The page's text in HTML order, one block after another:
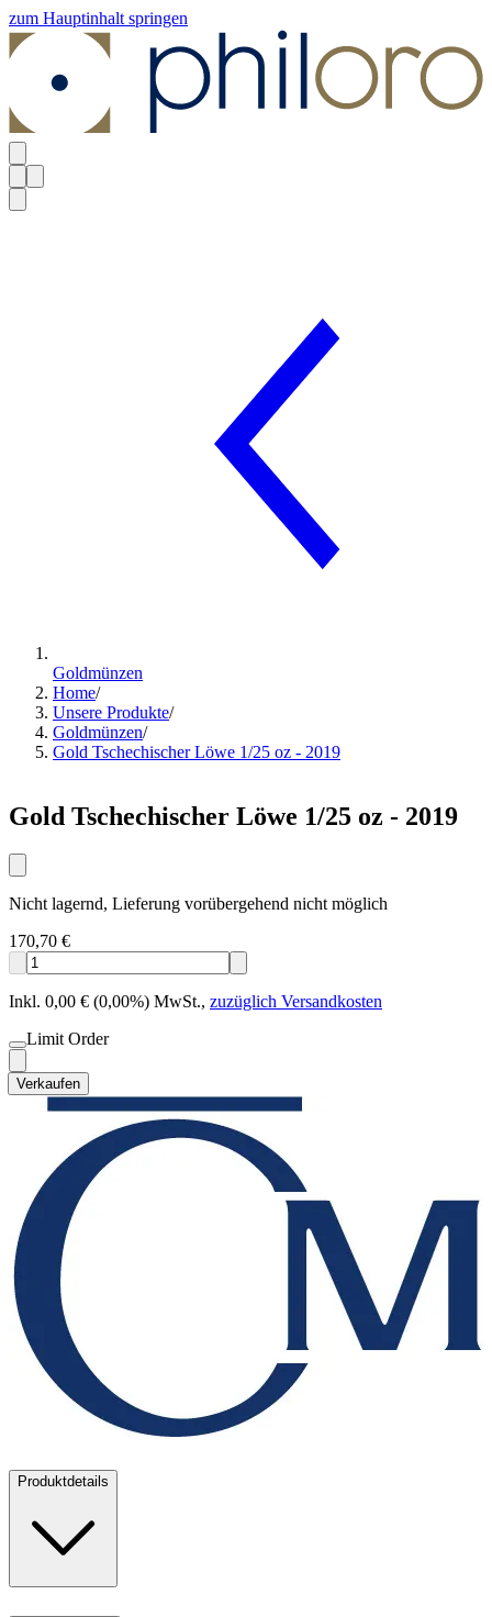
zum Hauptinhalt springen
Goldmünzen
Home/
Unsere Produkte/
Goldmünzen/
Gold Tschechischer Löwe 1/25 oz - 2019
Gold Tschechischer Löwe 1/25 oz - 2019
Nicht lagernd, Lieferung vorübergehend nicht möglich
170,70 €
Inkl. 0,00 € (0,00%) MwSt., zuzüglich Versandkosten
Limit Order
Verkaufen
Produktdetails